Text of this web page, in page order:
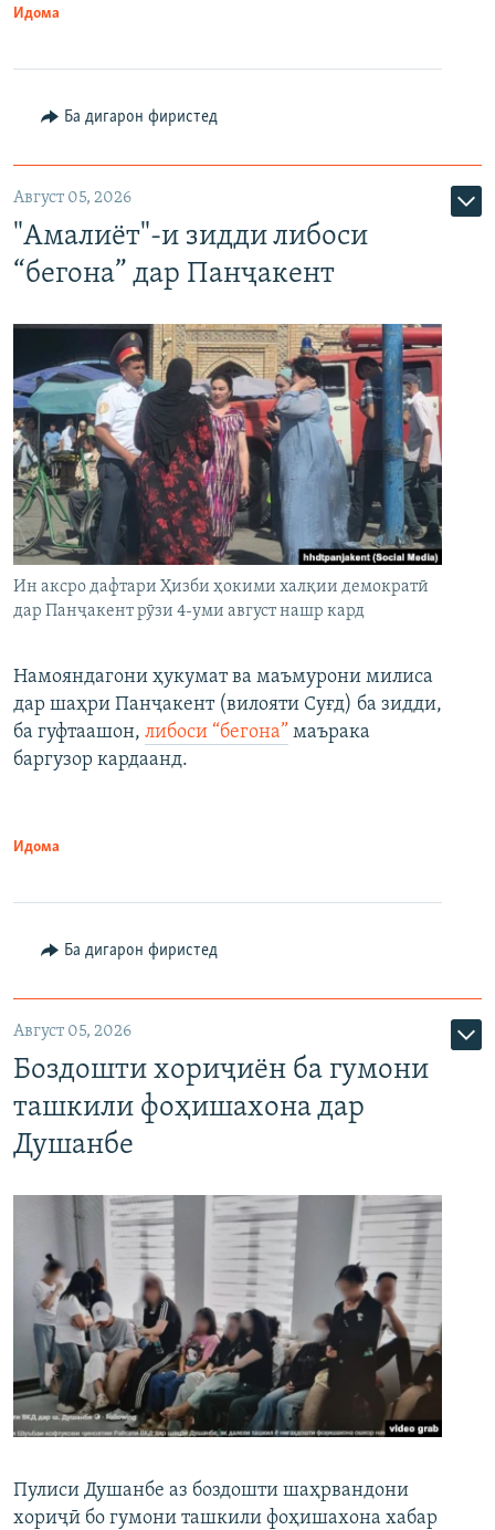
Идома
Ба дигарон фиристед
Август 05, 2026
"Амалиёт"-и зидди либоси
“бегона” дар Панҷакент
Ин аксро дафтари Ҳизби ҳокими халқии демократӣ
дар Панҷакент рӯзи 4-уми август нашр кард
Намояндагони ҳукумат ва маъмурони милиса
дар шаҳри Панҷакент (вилояти Суғд) ба зидди,
ба гуфтаашон, либоси “бегона” маърака
баргузор кардаанд.
Идома
Ба дигарон фиристед
Август 05, 2026
Боздошти хориҷиён ба гумони
ташкили фоҳишахона дар
Душанбе
Пулиси Душанбе аз боздошти шаҳрвандони
хориҷӣ бо гумони ташкили фоҳишахона хабар